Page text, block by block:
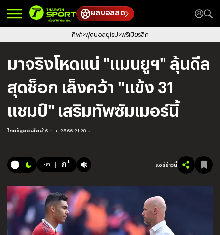
ผลบอลสด
กีฬา ฟุตบอลยุโรป พรีเมียร์ลีก
มาจริงโหดแน่ "แมนยูฯ" ลุ้นดีล
สุดช็อก เล็งคว้า "แข้ง 31
แชมป์" เสริมทัพซัมเมอร์นี้
ไทยรัฐออนไลน์16 ก.ค. 2566 21:28 น.
-ก ก+ แชร์ข่าวนี้